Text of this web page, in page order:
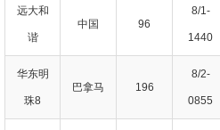
远大和
谐
中国 96
8/1-
1440
华东明
珠8
巴拿马 196
8/2-
0855